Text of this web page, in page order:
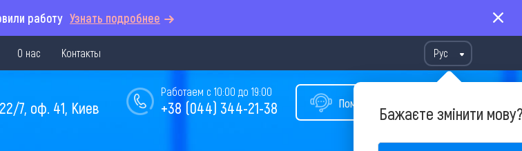
работу Узнать подробнее
О нас Контакты Рус
Бажаєте змінити
Помощь в подборе тура
Работаем с 10:00 до 19:00
+38 (044) 344-21-38
7, оф. 41, Киев